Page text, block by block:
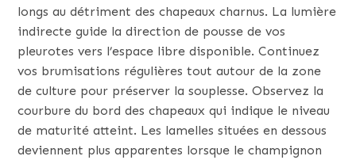
longs au détriment des chapeaux charnus. La lumière
indirecte guide la direction de pousse de vos
pleurotes vers l’espace libre disponible. Continuez
vos brumisations régulières tout autour de la zone
de culture pour préserver la souplesse. Observez la
courbure du bord des chapeaux qui indique le niveau
de maturité atteint. Les lamelles situées en dessous
deviennent plus apparentes lorsque le champignon